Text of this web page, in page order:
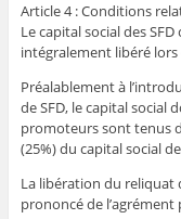
Article 4 : Conditions
Le capital social des
intégralement libéré lors
Préalablement à
de SFD, le capital social
promoteurs sont tenus
(25%) du capital social
La libération du reliquat
prononcé de